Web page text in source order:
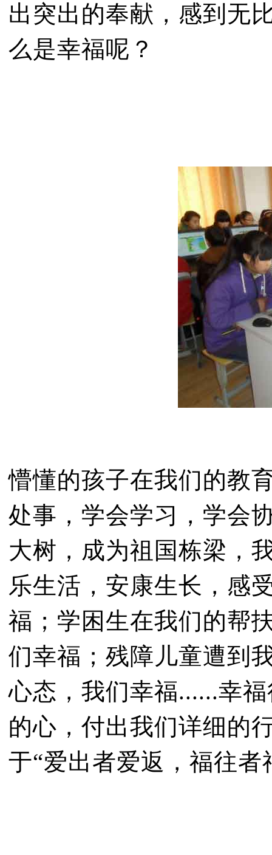
出突出的奉献，感到无
么是幸福呢？
懵懂的孩子在我们的教
处事，学会学习，学会
大树，成为祖国栋梁，
乐生活，安康生长，感
福；学困生在我们的帮
们幸福；残障儿童遭到
心态，我们幸福......幸
的心，付出我们详细的
于“爱出者爱返，福往者